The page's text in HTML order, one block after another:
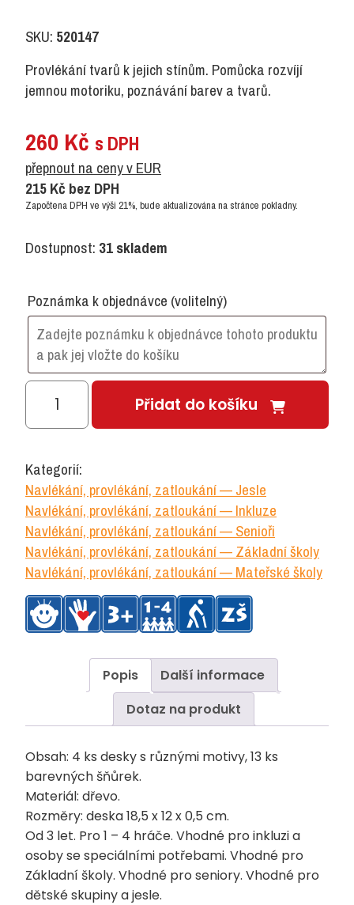
SKU: 520147
Provlékání tvarů k jejich stínům. Pomůcka rozvíjí
jemnou motoriku, poznávání barev a tvarů.
260 Kč s DPH
přepnout na ceny v EUR
215Kč bez DPH
Započtena DPH ve výši 21%, bude aktualizována na stránce pokladny.
Dostupnost: 31 skladem
Poznámka k objednávce (volitelný)
Provlékanka
tvary
Přidat do košíku
Kategorií:
Navlékání, provlékání, zatloukání — Jesle
Navlékání, provlékání, zatloukání — Inkluze
Navlékání, provlékání, zatloukání — Senioři
Navlékání, provlékání, zatloukání — Základní školy
Navlékání, provlékání, zatloukání — Mateřské školy
Popis
Další informace
Dotaz na produkt
Obsah: 4 ks desky s různými motivy, 13 ks
barevných šňůrek.
Materiál: dřevo.
Rozměry: deska 18,5 x 12 x 0,5 cm.
Od 3 let. Pro 1 – 4 hráče. Vhodné pro inkluzi a
osoby se speciálními potřebami. Vhodné pro
Základní školy. Vhodné pro seniory. Vhodné pro
dětské skupiny a jesle.